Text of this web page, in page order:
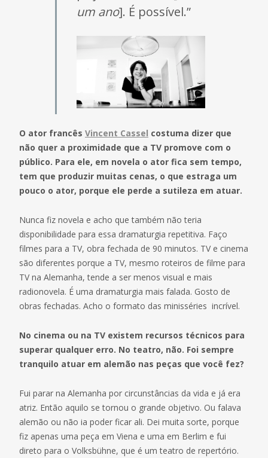
um ano]. É possível.”
O ator francês Vincent Cassel costuma dizer que
não quer a proximidade que a TV promove com o
público. Para ele, em novela o ator fica sem tempo,
tem que produzir muitas cenas, o que estraga um
pouco o ator, porque ele perde a sutileza em atuar.
Nunca fiz novela e acho que também não teria
disponibilidade para essa dramaturgia repetitiva. Faço
filmes para a TV, obra fechada de 90 minutos. TV e cinema
são diferentes porque a TV, mesmo roteiros de filme para
TV na Alemanha, tende a ser menos visual e mais
radionovela. É uma dramaturgia mais falada. Gosto de
obras fechadas. Acho o formato das minisséries incrível.
No cinema ou na TV existem recursos técnicos para
superar qualquer erro. No teatro, não. Foi sempre
tranquilo atuar em alemão nas peças que você fez?
Fui parar na Alemanha por circunstâncias da vida e já era
atriz. Então aquilo se tornou o grande objetivo. Ou falava
alemão ou não ia poder ficar ali. Dei muita sorte, porque
fiz apenas uma peça em Viena e uma em Berlim e fui
direto para o Volksbühne, que é um teatro de repertório.